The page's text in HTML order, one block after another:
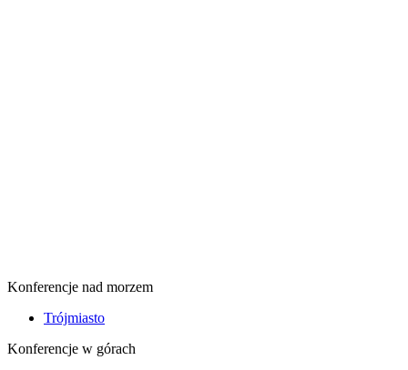
Konferencje nad morzem
Trójmiasto
Konferencje w górach